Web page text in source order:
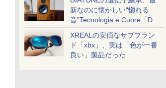
新なのに懐かしい“惚れる
音”Tecnologia e Cuore「DS-
TC52B」を聴く
XREALの安価なサブブラン
ド「xbx」、実は「色が一番
良い」製品だった